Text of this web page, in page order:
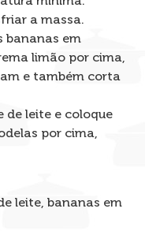
a massa.
bananas em
limão por cima,
e também corta
de leite e coloque
por cima,